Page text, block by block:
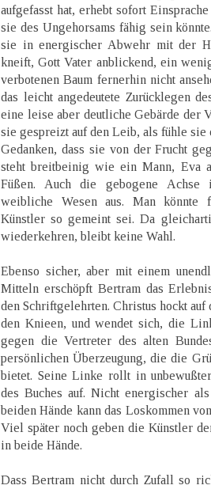
aufgefasst hat, erhebt sofort
sie des Ungehorsams fähig sein
sie in energischer Abwehr mit der
kneift, Gott Vater anblickend, ein
verbotenen Baum fernerhin nicht
das leicht angedeutete Zurücklegen
eine leise aber deutliche Gebärde der
sie gespreizt auf den Leib, als fühle sie
Gedanken, dass sie von der Frucht
steht breitbeinig wie ein Mann, Eva
Füßen. Auch die gebogene Achse
weibliche Wesen aus. Man könnte
Künstler so gemeint sei. Da
wiederkehren, bleibt keine Wahl.
Ebenso sicher, aber mit einem
Mitteln erschöpft Bertram das
den Schriftgelehrten. Christus hockt auf
den Knieen, und wendet sich, die
gegen die Vertreter des alten
persönlichen Überzeugung, die die
bietet. Seine Linke rollt in
des Buches auf. Nicht energischer
beiden Hände kann das Loskommen
Viel später noch geben die Künstler
in beide Hände.
Dass Bertram nicht durch Zufall so